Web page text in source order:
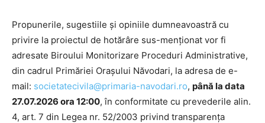
Propunerile, sugestiile și opiniile dumneavoastră cu
privire la proiectul de hotărâre sus-menționat vor fi
adresate Biroului Monitorizare Proceduri Administrative,
din cadrul Primăriei Orașului Năvodari, la adresa de e-
mail: societatecivila@primaria-navodari.ro, până la data
27.07.2026 ora 12:00, în conformitate cu prevederile alin.
4, art. 7 din Legea nr. 52/2003 privind transparența